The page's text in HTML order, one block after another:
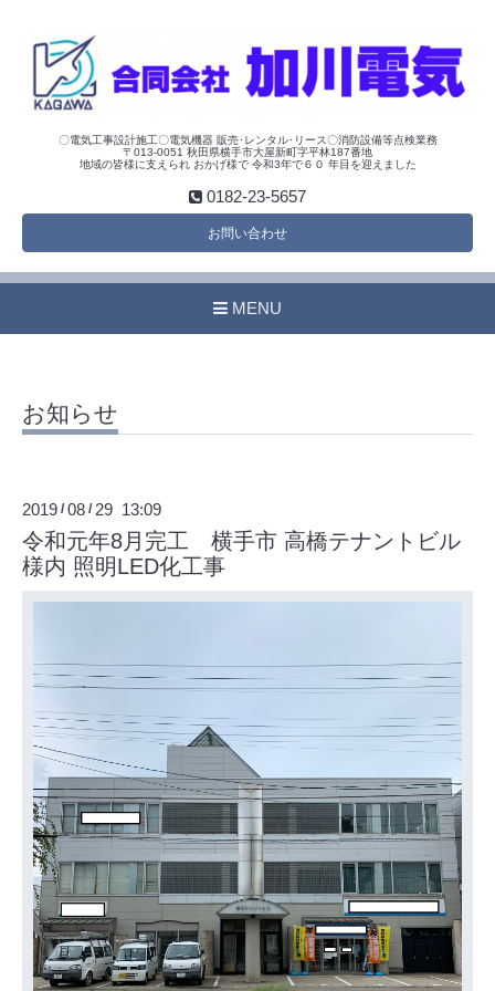
〇電気工事設計施工〇電気機器 販売･レンタル･リース〇消防設備等点検業務
〒013-0051 秋田県横手市大屋新町字平林187番地
地域の皆様に支えられ おかげ様で 令和3年で６０ 年目を迎えました
0182-23-5657
お問い合わせ
MENU
お知らせ
2019 /08 / 29 13:09
令和元年8月完工 横手市 高橋テナントビル
様内 照明LED化工事